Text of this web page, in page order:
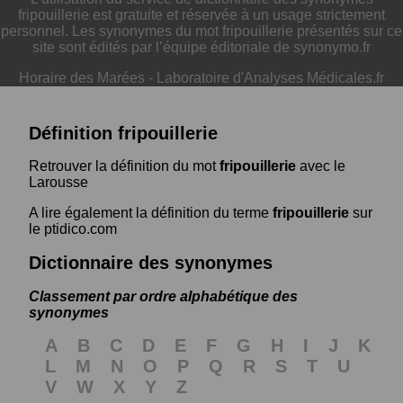
fripouillerie est gratuite et réservée à un usage strictement
personnel. Les synonymes du mot fripouillerie présentés sur ce
site sont édités par l’équipe éditoriale de synonymo.fr
Horaire des Marées - Laboratoire d'Analyses Médicales.fr
Définition fripouillerie
Retrouver la définition du motfripouillerie avec le
Larousse
A lire également la définition du terme fripouillerie sur
le ptidico.com
Dictionnaire des synonymes
Classement par ordre alphabétique des
synonymes
A B C D E F G H I J
K
L
M N O P Q R S T
U
V
W X Y Z